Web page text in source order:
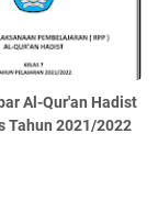
Al-Qur'an Hadist
Tahun 2021/2022